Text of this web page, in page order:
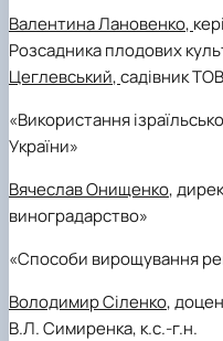
Валентина Лановенко,
Розсадника плодових
Цеглевський,садівник
«Використання
України»
Вячеслав Онищенко,
виноградарство»
«Способи вирощування
Володимир Сіленко,
В.Л. Симиренка, к.с.-г.н.